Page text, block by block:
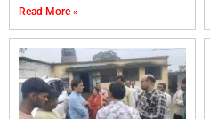
Read More »